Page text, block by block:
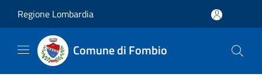
Regione Lombardia
Comune di Fombio